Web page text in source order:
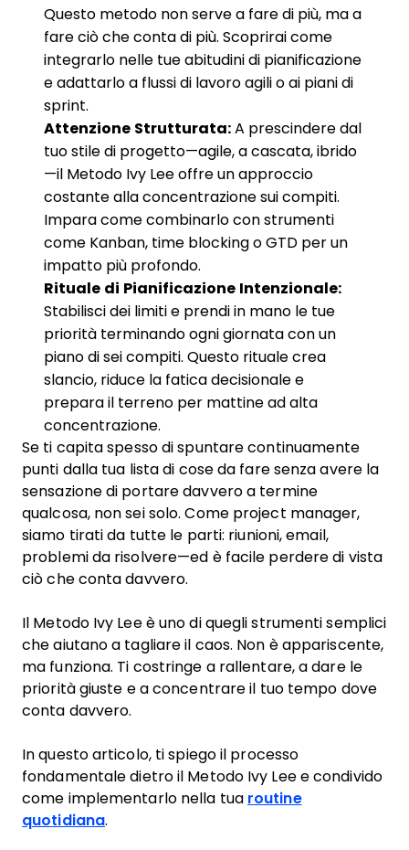
Questo metodo non serve a fare di più, ma a
fare ciò che conta di più. Scoprirai come
integrarlo nelle tue abitudini di pianificazione
e adattarlo a flussi di lavoro agili o ai piani di
sprint.
Attenzione Strutturata: A prescindere dal
tuo stile di progetto—agile, a cascata, ibrido
—il Metodo Ivy Lee offre un approccio
costante alla concentrazione sui compiti.
Impara come combinarlo con strumenti
come Kanban, time blocking o GTD per un
impatto più profondo.
Rituale di Pianificazione Intenzionale:
Stabilisci dei limiti e prendi in mano le tue
priorità terminando ogni giornata con un
piano di sei compiti. Questo rituale crea
slancio, riduce la fatica decisionale e
prepara il terreno per mattine ad alta
concentrazione.
Se ti capita spesso di spuntare continuamente
punti dalla tua lista di cose da fare senza avere la
sensazione di portare davvero a termine
qualcosa, non sei solo. Come project manager,
siamo tirati da tutte le parti: riunioni, email,
problemi da risolvere—ed è facile perdere di vista
ciò che conta davvero.
Il Metodo Ivy Lee è uno di quegli strumenti semplici
che aiutano a tagliare il caos. Non è appariscente,
ma funziona. Ti costringe a rallentare, a dare le
priorità giuste e a concentrare il tuo tempo dove
conta davvero.
In questo articolo, ti spiego il processo
fondamentale dietro il Metodo Ivy Lee e condivido
come implementarlo nella tua routine
quotidiana.